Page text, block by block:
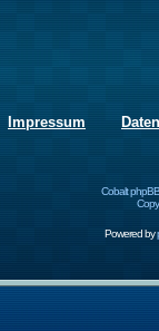
Impressum
Cobalt
Powered by